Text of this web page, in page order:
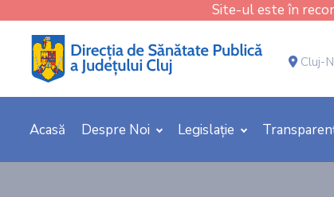
Site-ul este în
Cluj-
Acasă Despre Noi Legislație